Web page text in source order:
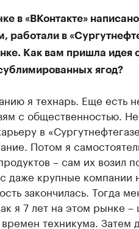
в «ВКонтакте»
работали в
Как вам пришла идея
ягод?
я технарь. Еще есть
с общественностью. Не
в
Потом я
– сам их возил
даже крупные компании
закончилась. Тогда
я 7 лет на этом рынке
техникума. Затем